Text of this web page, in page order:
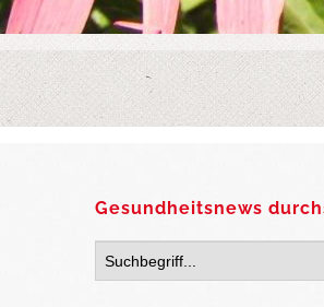
Gesundheitsnews